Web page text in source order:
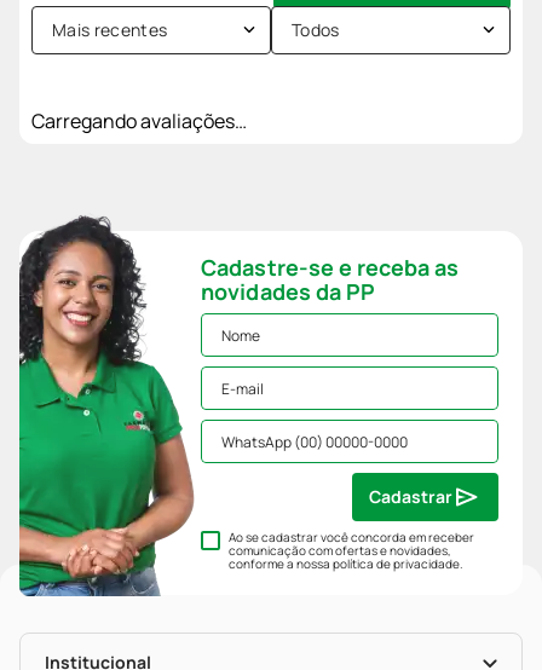
Mais recentes Todos
Carregando avaliações…
Cadastre-se e receba as
novidades da PP
Ao se cadastrar você concorda em receber
comunicação com ofertas e novidades,
conforme a nossapolítica de privacidade.
Cadastrar
Institucional